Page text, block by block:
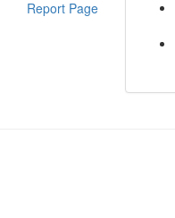
Report Page